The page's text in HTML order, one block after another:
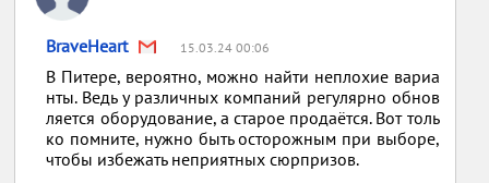
BraveHeart 15.03.24 00:06
В Питере, вероятно, можно найти неплохие вариа
нты. Ведь у различных компаний регулярно обнов
ляется оборудование, а старое продаётся. Вот толь
ко помните, нужно быть осторожным при выборе,
чтобы избежать неприятных сюрпризов.